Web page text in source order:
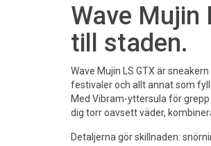
Wave Mujin
till staden.
Wave Mujin LS GTX är
festivaler och allt annat som
Med Vibram-yttersula för
dig torr oavsett väder,
Detaljerna gör skillnaden: